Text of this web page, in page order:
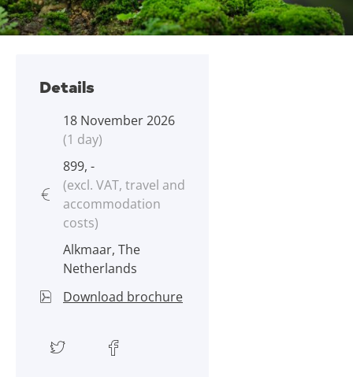
Details
18 November 2026
(1 day)
899, -
(excl. VAT, travel and
accommodation
costs)
Alkmaar, The
Netherlands
Download brochure